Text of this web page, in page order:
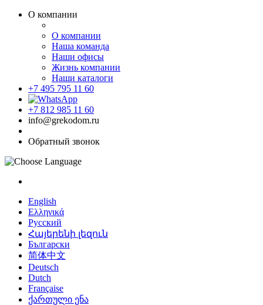
О компании
О компании
Наша команда
Наши офисы
Жизнь компании
Наши каталоги
+7 495 795 11 60
+7 812 985 11 60
info@grekodom.ru
Обратный звонок
English
Ελληνικά
Русский
Հայերենի լեզուն
Български
简体中文
Deutsch
Dutch
Française
ქართული ენა